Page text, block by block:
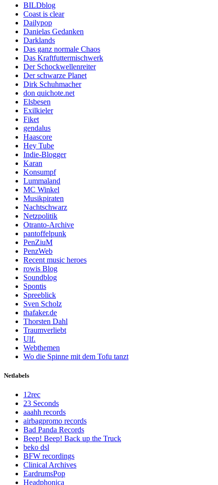
BILDblog
Coast is clear
Dailypop
Danielas Gedanken
Darklands
Das ganz normale Chaos
Das Kraftfuttermischwerk
Der Schockwellenreiter
Der schwarze Planet
Dirk Schuhmacher
don quichote.net
Elsbesen
Exilkieler
Fiket
gendalus
Haascore
Hey Tube
Indie-Blogger
Karan
Konsumpf
Lummaland
MC Winkel
Musikpiraten
Nachtschwarz
Netzpolitik
Otranto-Archive
pantoffelpunk
PenZiuM
PenzWeb
Recent music heroes
rowis Blog
Soundblog
Spontis
Spreeblick
Sven Scholz
thafaker.de
Thorsten Dahl
Traumverliebt
Ulf.
Webthemen
Wo die Spinne mit dem Tofu tanzt
Netlabels
12rec
23 Seconds
aaahh records
airbagpromo records
Bad Panda Records
Beep! Beep! Back up the Truck
beko dsl
BFW recordings
Clinical Archives
EardrumsPop
Headphonica